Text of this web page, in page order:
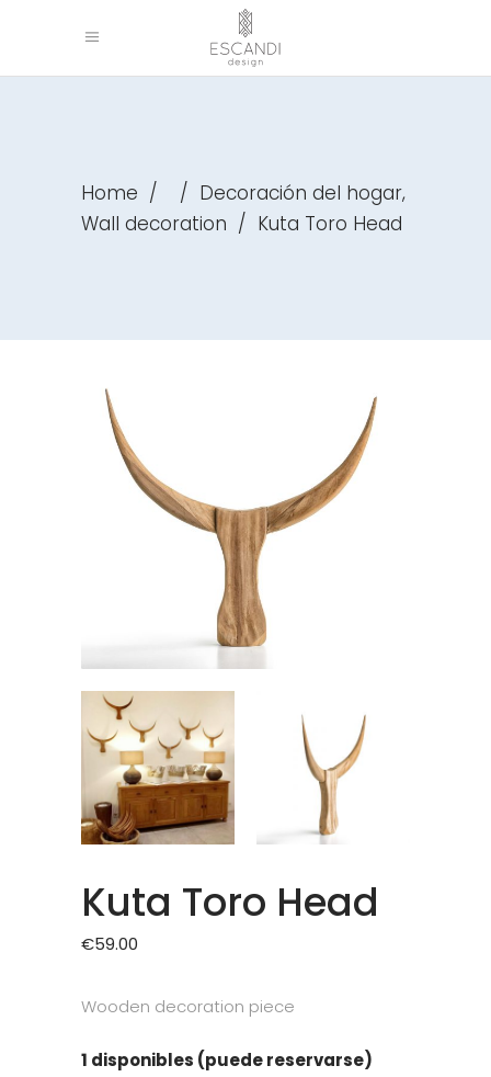
Home / / Decoración del hogar,
Wall decoration / Kuta Toro Head
Kuta Toro Head
€59.00
Wooden decoration piece
1 disponibles (puede reservarse)